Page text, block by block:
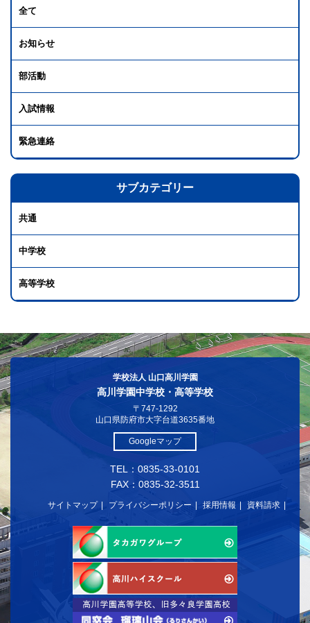
全て
お知らせ
部活動
入試情報
緊急連絡
サブカテゴリー
共通
中学校
高等学校
学校法人 山口高川学園
高川学園中学校・高等学校
〒747-1292
山口県防府市大字台道3635番地
Googleマップ
TEL：0835-33-0101
FAX：0835-32-3511
サイトマップ プライバシーポリシー 採用情報 資料請求